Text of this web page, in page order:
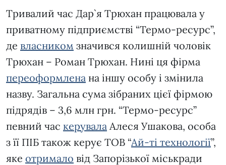
Тривалий час Дар`я Трюхан працювала у
приватному підприємстві “Термо-ресурс”,
де власником значився колишній чоловік
Трюхан – Роман Трюхан. Нині ця фірма
переоформлена на іншу особу і змінила
назву. Загальна сума зібраних цієї фірмою
підрядів – 3,6 млн грн. “Термо-ресурс”
певний час керувала Алеся Ушакова, особа
з її ПІБ також керує ТОВ “Ай-ті технології”,
яке отримало від Запорізької міськради